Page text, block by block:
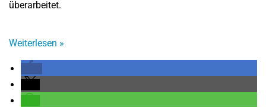
überarbeitet.
Weiterlesen »